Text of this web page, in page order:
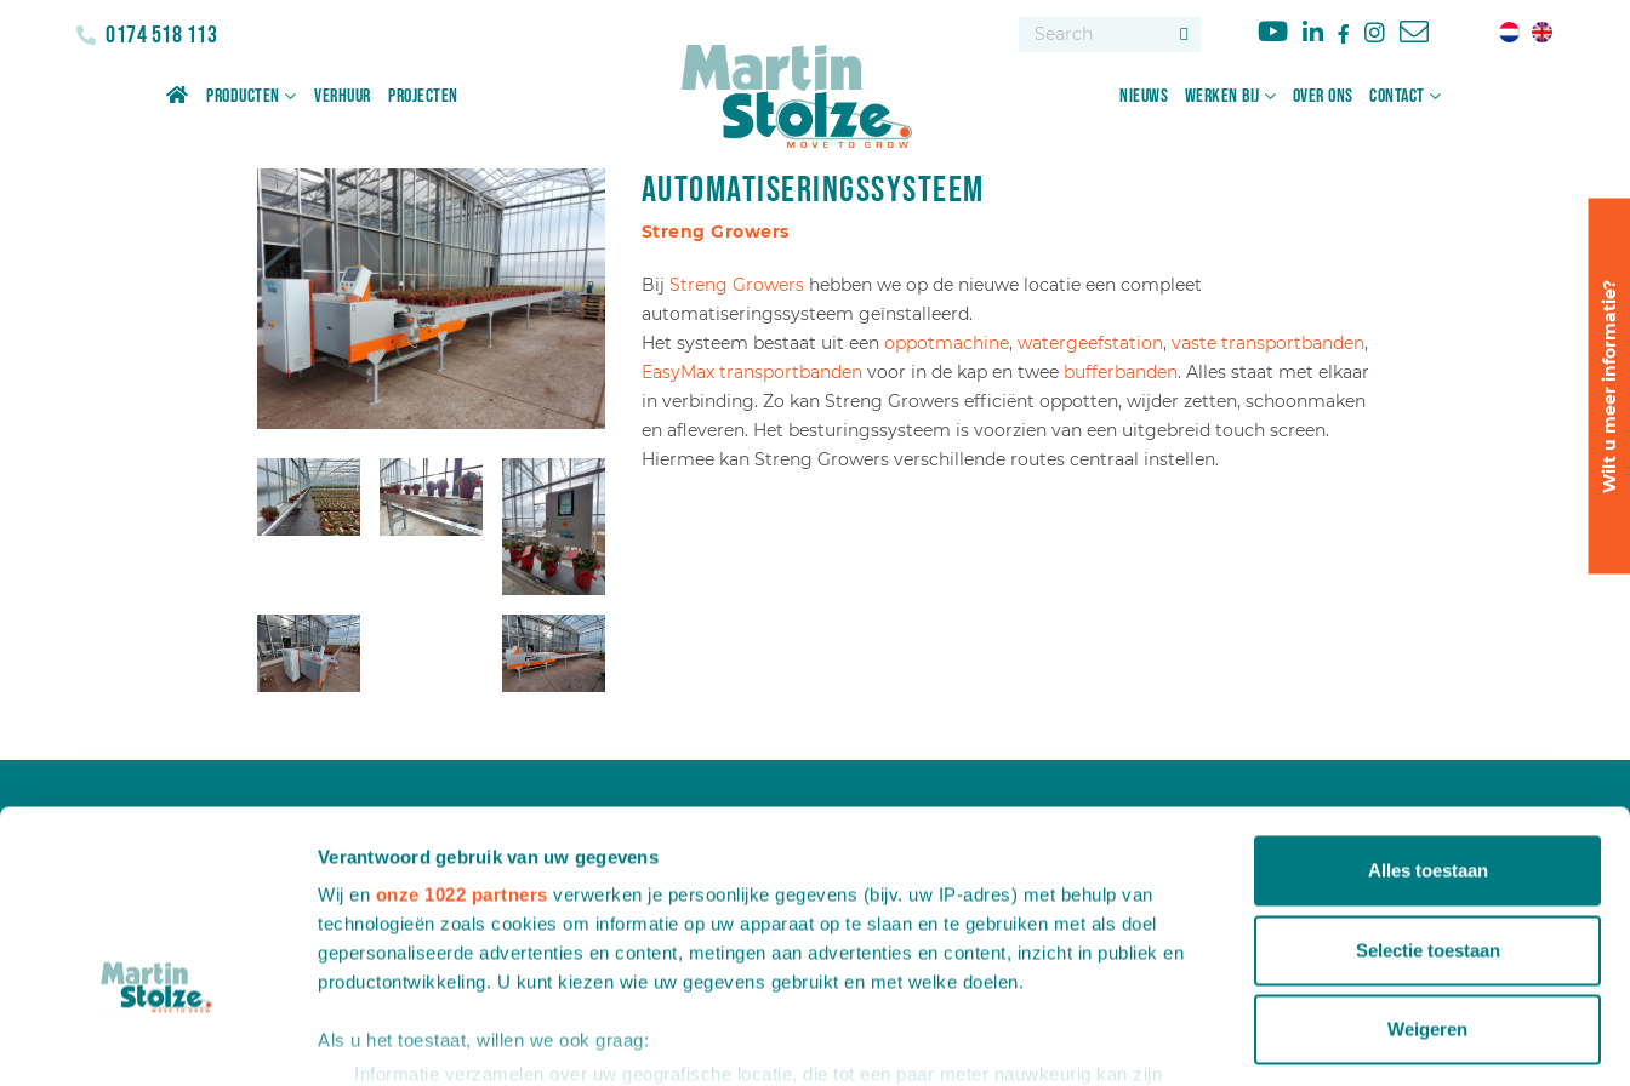
Verantwoord gebruik van uw gegevens
Wij en onze 1022 partners verwerken je persoonlijke gegevens (bijv. uw IP-adres) met behulp van
technologieën zoals cookies om informatie op uw apparaat op te slaan en te gebruiken met als doel
gepersonaliseerde advertenties en content, metingen aan advertenties en content, inzicht in publiek en
productontwikkeling. U kunt kiezen wie uw gegevens gebruikt en met welke doelen.
Als u het toestaat, willen we ook graag:
Informatie verzamelen over uw geografische locatie, die tot een paar meter nauwkeurig kan zijn
Alles toestaan
Selectie toestaan
Weigeren
0174 518 113
Producten Verhuur Projecten Nieuws Werken bij Over ons Contact
Automatiseringssysteem
Streng Growers
Bij Streng Growershebben we op de nieuwe locatie een compleet
automatiseringssysteem geïnstalleerd.
Het systeem bestaat uit een oppotmachine, watergeefstation, vaste transportbanden,
EasyMax transportbandenvoor in de kap en twee bufferbanden. Alles staat met elkaar
in verbinding. Zo kan Streng Growers efficiënt oppotten, wijder zetten, schoonmaken
en afleveren. Het besturingssysteem is voorzien van een uitgebreid touch screen.
Hiermee kan Streng Growers verschillende routes centraal instellen.
Wilt u meer informatie?
ALeemidden 6
2678 ME De Lier
T+31 (0)174 518 113
Einfo@martinstolze.nl
Over ons
Producten
Werken bij